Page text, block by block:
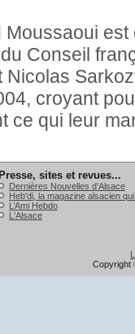
Moussaoui
Conseil
croyant
ce qui leur
Presse, sites et revues...
Dernières Nouvelles d’Alsace
Heb'di, la magazine alsacien
L’Ami Hebdo
L'Alsace
Copyright